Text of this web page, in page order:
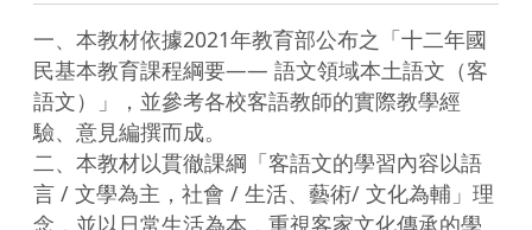
一、本教材依據2021年教育部公布之「十二年國
民基本教育課程綱要—— 語文領域本土語文（客
語文）」，並參考各校客語教師的實際教學經
驗、意見編撰而成。
二、本教材以貫徹課綱「客語文的學習內容以語
言 / 文學為主，社會 / 生活、藝術/ 文化為輔」理
念，並以日常生活為本，重視客家文化傳承的學